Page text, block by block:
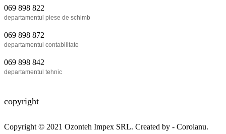
069 898 822
departamentul piese de schimb
069 898 872
departamentul contabilitate
069 898 842
departamentul tehnic
copyright
Copyright © 2021 Ozonteh Impex SRL. Created by - Coroianu.